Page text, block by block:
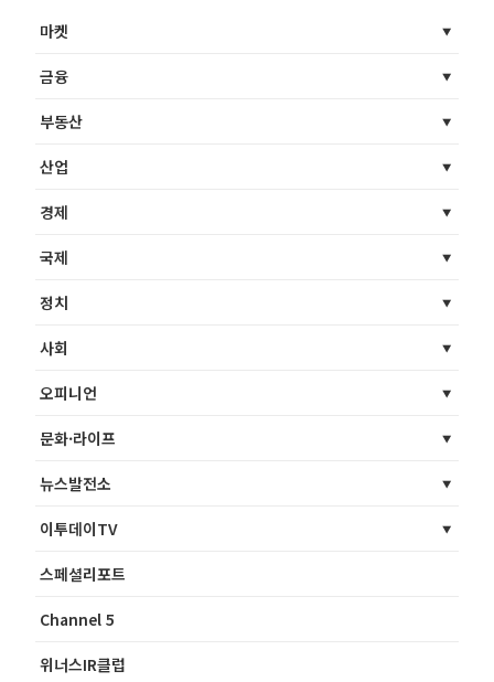
마켓
금융
부동산
산업
경제
국제
정치
사회
오피니언
문화·라이프
뉴스발전소
이투데이TV
스페셜리포트
Channel 5
위너스IR클럽